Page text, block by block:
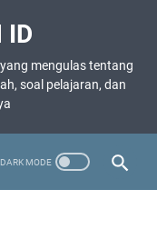
ID
mengulas tentang
soal pelajaran, dan